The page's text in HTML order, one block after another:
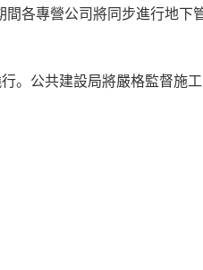
各專營公司將同步進行地下
。公共建設局將嚴格監督施